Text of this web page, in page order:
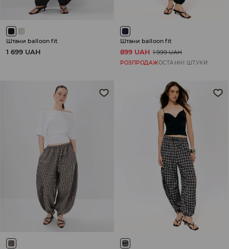
Штани balloon fit
1 699 UAH
Штани balloon fit
899 UAH 1 999 UAH
РОЗПРОДАЖОСТАННІ ШТУКИ